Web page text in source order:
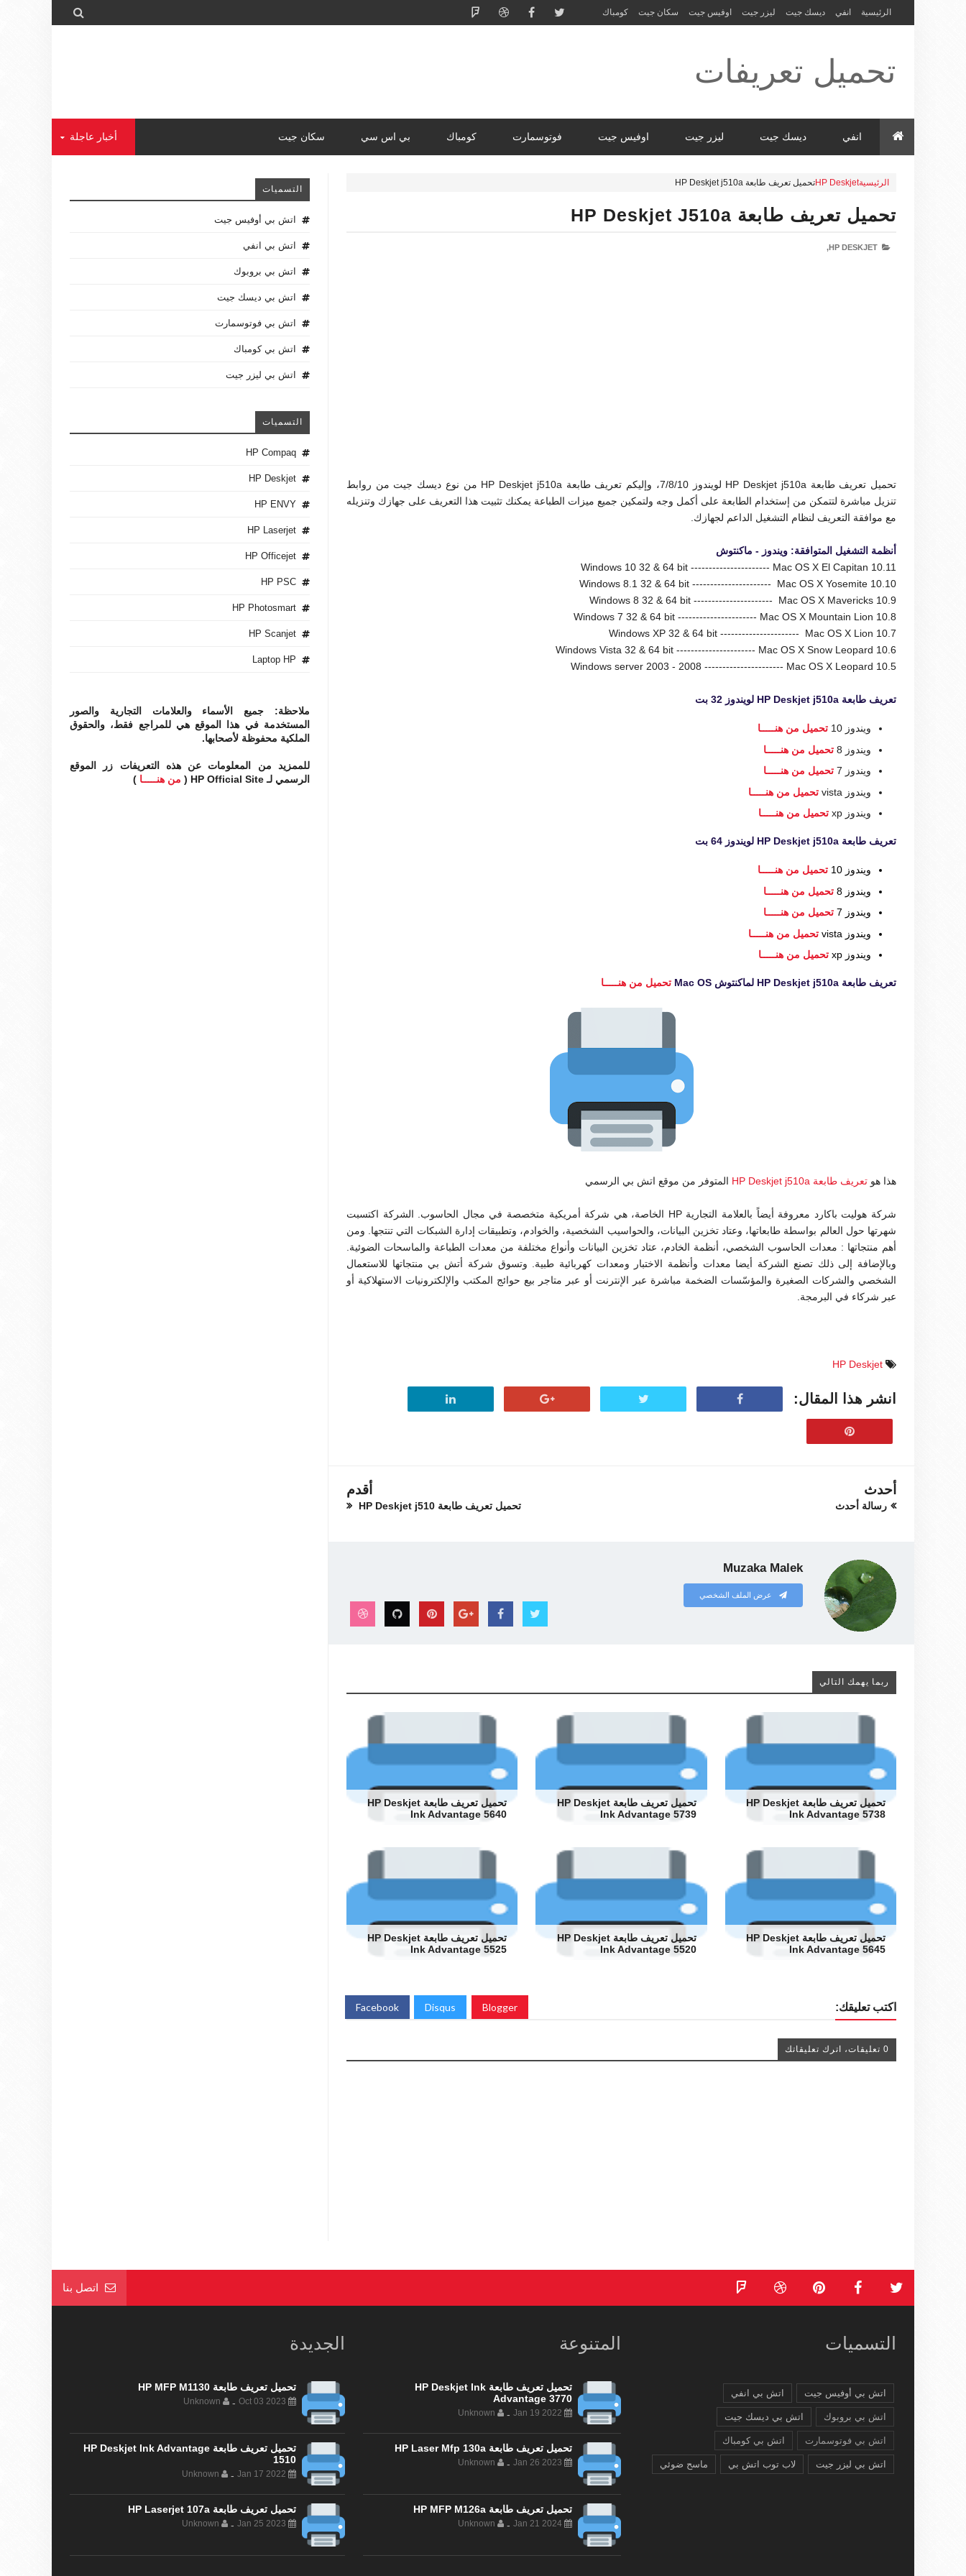
الرئيسية انفي ديسك جيت ليزر جيت اوفيس جيت سكان جيت كومباك 
تحميل تعريفات
طابعة ولاب
توب HP Driver
انفي ديسك جيت ليزر جيت اوفيس جيت فوتوسمارت كومباك بي اس سي سكان جيت أخبار عاجلة
الرئيسيةHP Deskjetتحميل تعريف طابعة HP Deskjet j510a
تحميل تعريف طابعة HP Deskjet J510a
HP DESKJET,
تحميل تعريف طابعة HP Deskjet j510a لويندوز 7/8/10، و إليكم تعريف طابعة HP Deskjet j510a من
نوع ديسك جيت من روابط
تنزيل مباشرة لتتمكن من إستخدام الطابعة على أكمل وجه ولتمكين جميع ميزات الطباعة يمكنك تثبيت هذا التعريف على جهازك وتنزيله
مع موافقة التعريف لنظام التشغيل الداعم لجهازك.
أنظمة التشغيل المتوافقة: ويندوز - ماكنتوش
Windows 10 32 & 64 bit ---------------------- Mac OS X El Capitan 10.11
Windows 8.1 32 & 64 bit ---------------------- Mac OS X Yosemite 10.10
Windows 8 32 & 64 bit ---------------------- Mac OS X Mavericks 10.9
Windows 7 32 & 64 bit ---------------------- Mac OS X Mountain Lion 10.8
Windows XP 32 & 64 bit ---------------------- Mac OS X Lion 10.7
Windows Vista 32 & 64 bit ---------------------- Mac OS X Snow Leopard 10.6
Windows server 2003 - 2008 ---------------------- Mac OS X Leopard 10.5
تعريف طابعة HP Deskjet j510a لويندوز 32 بت
ويندوز 10
تحميل من هنـــــا
ويندوز 8
تحميل من هنـــــا
ويندوز 7
تحميل من هنـــــا
ويندوز vista
تحميل من هنـــــا
ويندوز xp
تحميل من هنـــــا
تعريف طابعة HP Deskjet j510a لويندوز 64 بت
ويندوز 10
تحميل من هنـــــا
ويندوز 8
تحميل من هنـــــا
ويندوز 7
تحميل من هنـــــا
ويندوز vista
تحميل من هنـــــا
ويندوز xp
تحميل من هنـــــا
تعريف طابعة HP Deskjet j510a لماكنتوش Mac OS تحميل من هنـــــا
هذا هو تعريف طابعة HP Deskjet j510a المتوفر من موقع اتش بي الرسمي
شركة هوليت باكارد معروفة أيضاً بالعلامة التجارية HP الخاصة، هي شركة أمريكية متخصصة في مجال الحاسوب. الشركة اكتسبت
شهرتها حول العالم بواسطة طابعاتها، وعتاد تخزين البيانات، والحواسيب الشخصية، والخوادم، وتطبيقات إدارة الشبكات التي تنتجها. ومن
أهم منتجاتها : معدات الحاسوب الشخصي، أنظمة الخادم، عتاد تخزين البيانات وأنواع مختلفة من معدات الطباعة والماسحات الضوئية.
وبالإضافة إلى ذلك تصنع الشركة أيضا معدات وأنظمة الاختبار ومعدات كهربائية طبية. وتسوق شركة أتش بي منتجاتها للاستعمال
الشخصي والشركات الصغيرة والمؤسّسات الضخمة مباشرة عبر الإنترنت أو عبر متاجر بيع حوائج المكتب والإلكترونيات الاستهلاكية أو
عبر شركاء في البرمجة.
HP Deskjet
انشر هذا المقال:
أحدث
رسالة أحدث
أقدم
تحميل تعريف طابعة HP Deskjet j510
Muzaka Malek
عرض الملف الشخصي
ربما يهمك التالي
تحميل تعريف طابعة HP Deskjet
Ink Advantage 5738
تحميل تعريف طابعة HP Deskjet
Ink Advantage 5739
تحميل تعريف طابعة HP Deskjet
Ink Advantage 5640
تحميل تعريف طابعة HP Deskjet
Ink Advantage 5645
تحميل تعريف طابعة HP Deskjet
Ink Advantage 5520
تحميل تعريف طابعة HP Deskjet
Ink Advantage 5525
اكتب تعليقك: Blogger
Disqus
Facebook
0 تعليقات، اترك تعليقاتك
التسميات
اتش بي أوفيس جيت
اتش بي انفي
اتش بي بروبوك
اتش بي ديسك جيت
اتش بي فوتوسمارت
اتش بي كومباك
اتش بي ليزر جيت
التسميات
HP Compaq
HP Deskjet
HP ENVY
HP Laserjet
HP Officejet
HP PSC
HP Photosmart
HP Scanjet
Laptop HP
ملاحظة: جميع الأسماء والعلامات التجارية والصور
المستخدمة في هذا الموقع هي للمراجع فقط، والحقوق
الملكية محفوظة لأصحابها.
للممزيد من المعلومات عن هذه التعريفات زر الموقع
الرسمي لـ HP Official Site (
من هنـــــا )
اتصل بنا
التسميات
اتش بي أوفيس جيت اتش بي انفي
اتش بي بروبوك اتش بي ديسك جيت
اتش بي فوتوسمارت اتش بي كومباك
اتش بي ليزر جيت لاب توب اتش بي ماسح ضوئي
المتنوعة
تحميل تعريف طابعة HP Deskjet Ink
Advantage 3770
-
تحميل تعريف طابعة HP Laser Mfp 130a
-
تحميل تعريف طابعة HP MFP M126a
-
الجديدة
تحميل تعريف طابعة HP MFP M1130
Oct 03 2023
-
Unknown
تحميل تعريف طابعة HP Deskjet Ink Advantage
1510
Jan 17 2022
-
Unknown
تحميل تعريف طابعة HP Laserjet 107a
Jan 25 2023
-
Unknown